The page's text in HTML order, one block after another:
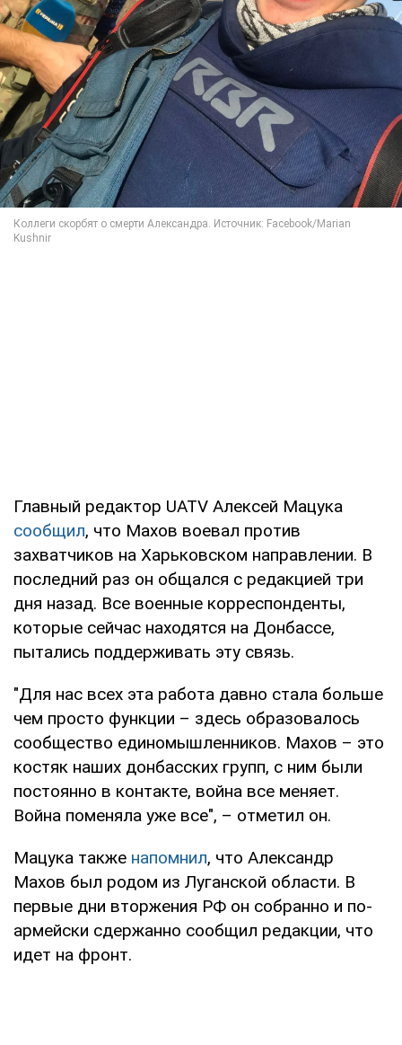
Главный редактор UATV Алексей Мацука
сообщил, что Махов воевал против
захватчиков на Харьковском направлении. В
последний раз он общался с редакцией три
дня назад. Все военные корреспонденты,
которые сейчас находятся на Донбассе,
пытались поддерживать эту связь.
"Для нас всех эта работа давно стала больше
чем просто функции – здесь образовалось
сообщество единомышленников. Махов – это
костяк наших донбасских групп, с ним были
постоянно в контакте, война все меняет.
Война поменяла уже все", – отметил он.
Мацука также напомнил, что Александр
Махов был родом из Луганской области. В
первые дни вторжения РФ он собранно и по-
армейски сдержанно сообщил редакции, что
идет на фронт.